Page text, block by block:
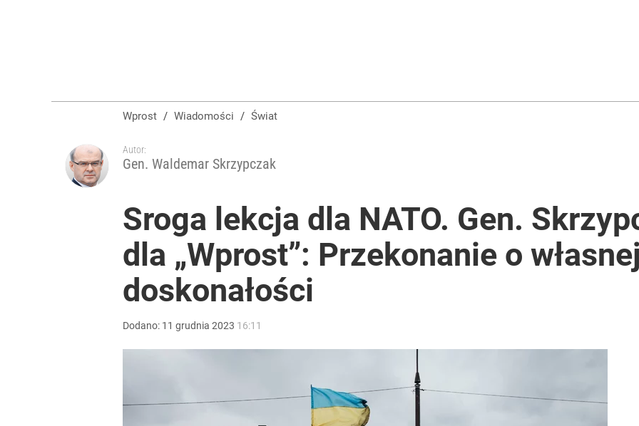
Jak Ewa Woydyłło z terapeutki stała się influencerką. „Opowiada pop-psychologiczne brednie”
Pranie pachnie obłędnie. Ten patent z Sycylii zastępuje płyn do płukania
Wprost / Wiadomości / Świat
Autor:
Gen. Waldemar Skrzypczak
Sroga lekcja dla NATO. Gen.
dla „Wprost”: Przekonanie o własnej
doskonałości
Dodano: 11 grudnia 2023 16:11